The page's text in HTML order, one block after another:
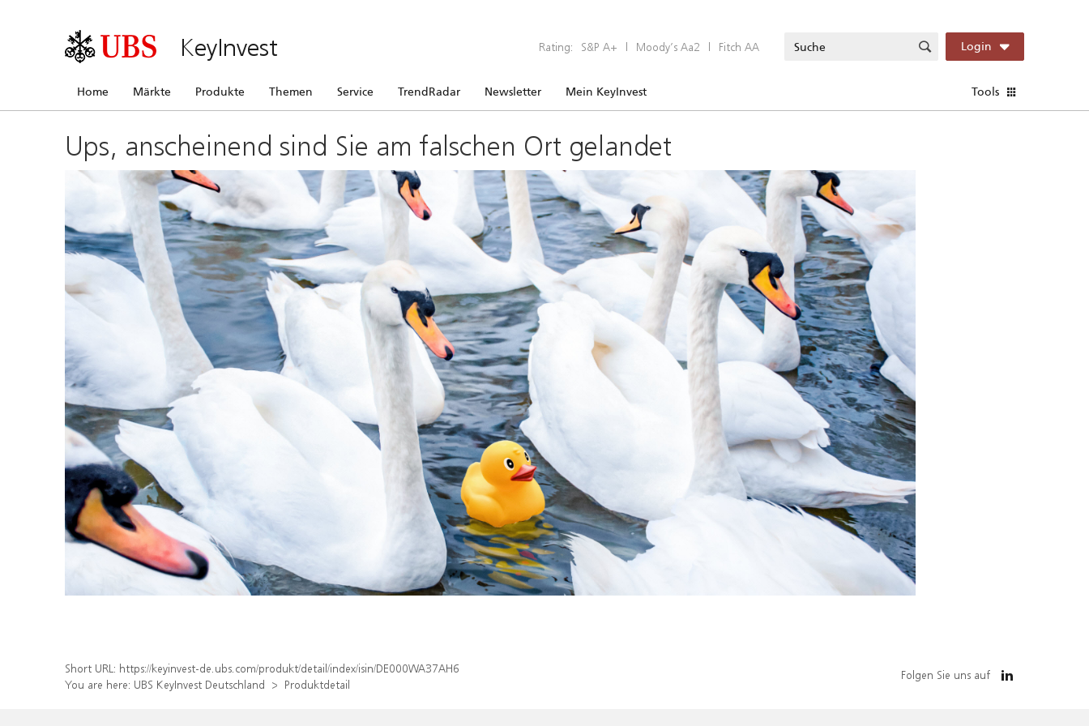
KeyInvest Rating: S&P A+ | Moody’s Aa2 | Fitch AA Login
Home Märkte Produkte Themen Service TrendRadar Newsletter Mein KeyInvest Tools
Ups, anscheinend sind Sie am falschen Ort gelandet
Short URL: https://keyinvest-de.ubs.com/produkt/detail/index/isin/DE000WA37AH6
You are here: UBS KeyInvest Deutschland Produktdetail
Folgen Sie uns auf